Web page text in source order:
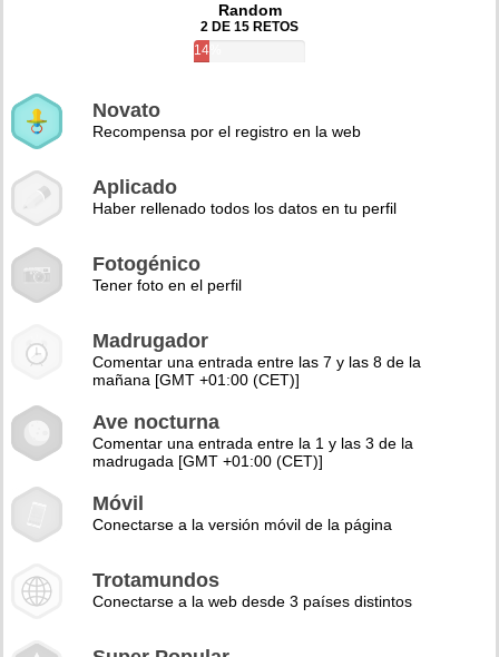
Random
2 DE 15 RETOS
14%
Novato
Recompensa por el registro en la web
Aplicado
Haber rellenado todos los datos en tu perfil
Fotogénico
Tener foto en el perfil
Madrugador
Comentar una entrada entre las 7 y las 8 de la
mañana [GMT +01:00 (CET)]
Ave nocturna
Comentar una entrada entre la 1 y las 3 de la
madrugada [GMT +01:00 (CET)]
Móvil
Conectarse a la versión móvil de la página
Trotamundos
Conectarse a la web desde 3 países distintos